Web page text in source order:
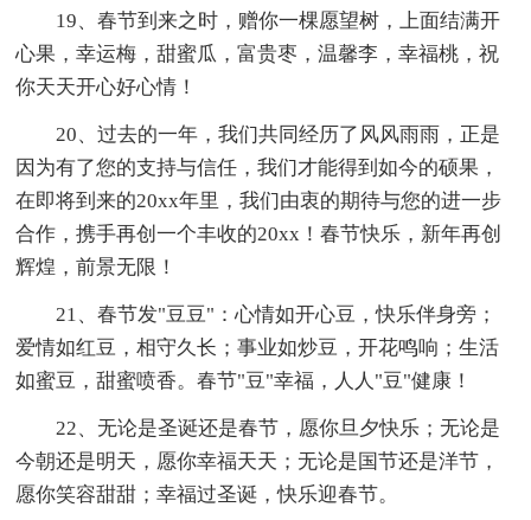
19、春节到来之时，赠你一棵愿望树，上面结满开
心果，幸运梅，甜蜜瓜，富贵枣，温馨李，幸福桃，祝
你天天开心好心情！
20、过去的一年，我们共同经历了风风雨雨，正是
因为有了您的支持与信任，我们才能得到如今的硕果，
在即将到来的20xx年里，我们由衷的期待与您的进一步
合作，携手再创一个丰收的20xx！春节快乐，新年再创
辉煌，前景无限！
21、春节发"豆豆"：心情如开心豆，快乐伴身旁；
爱情如红豆，相守久长；事业如炒豆，开花鸣响；生活
如蜜豆，甜蜜喷香。春节"豆"幸福，人人"豆"健康！
22、无论是圣诞还是春节，愿你旦夕快乐；无论是
今朝还是明天，愿你幸福天天；无论是国节还是洋节，
愿你笑容甜甜；幸福过圣诞，快乐迎春节。